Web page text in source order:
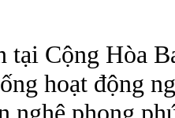
tại Cộng Hòa
hoạt động